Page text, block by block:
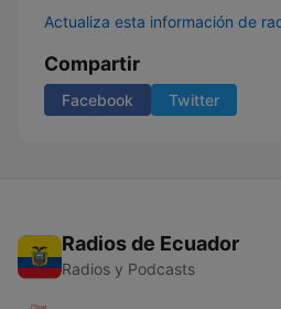
Actualiza esta información de
Compartir
Facebook Twitter
Radios de Ecuador
Radios y Podcasts